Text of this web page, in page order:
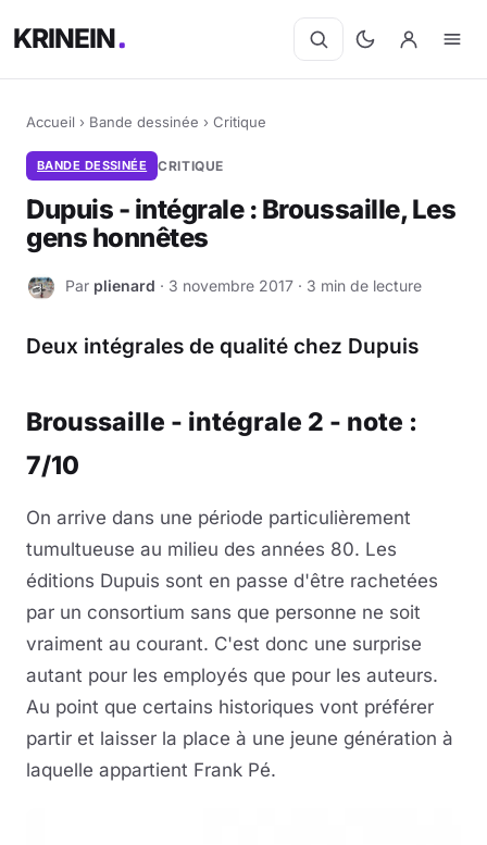
KRINEIN
Accueil › Bande dessinée › Critique
BANDE DESSINÉE CRITIQUE
Dupuis - intégrale : Broussaille, Les
gens honnêtes
P Par plienard · 3 novembre 2017 · 3 min de lecture
Deux intégrales de qualité chez Dupuis
Broussaille - intégrale 2 - note :
7/10
On arrive dans une période particulièrement
tumultueuse au milieu des années 80. Les
éditions Dupuis sont en passe d'être rachetées
par un consortium sans que personne ne soit
vraiment au courant. C'est donc une surprise
autant pour les employés que pour les auteurs.
Au point que certains historiques vont préférer
partir et laisser la place à une jeune génération à
laquelle appartient Frank Pé.